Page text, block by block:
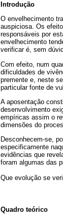
Introdução
O envelhecimento
auspiciosa. Os
responsáveis por
envelhecimento
verificar é, sem
Com efeito, num
dificuldades de
premente e, neste
particular fonte de
A aposentação
desenvolvimento
empíricas assim o
dimensões do
Desconhecem-se,
especificamente
evidências que
foram algumas das
Que evolução se
Quadro teórico